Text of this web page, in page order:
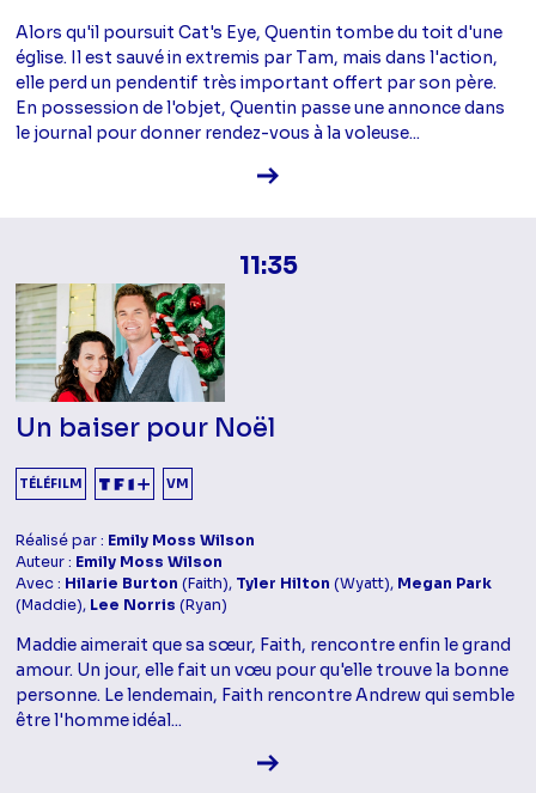
Alors qu'il poursuit Cat's Eye, Quentin tombe du toit d'une
église. Il est sauvé in extremis par Tam, mais dans l'action,
elle perd un pendentif très important offert par son père.
En possession de l'objet, Quentin passe une annonce dans
le journal pour donner rendez-vous à la voleuse...
Voir la fiche diffusion
11:35
Un baiser pour Noël
TÉLÉFILM VM
Réalisé par : Emily Moss Wilson
Auteur : Emily Moss Wilson
Avec : Hilarie Burton (Faith), Tyler Hilton (Wyatt), Megan Park
(Maddie), Lee Norris (Ryan)
Maddie aimerait que sa sœur, Faith, rencontre enfin le grand
amour. Un jour, elle fait un vœu pour qu'elle trouve la bonne
personne. Le lendemain, Faith rencontre Andrew qui semble
être l'homme idéal...
Voir la fiche diffusion